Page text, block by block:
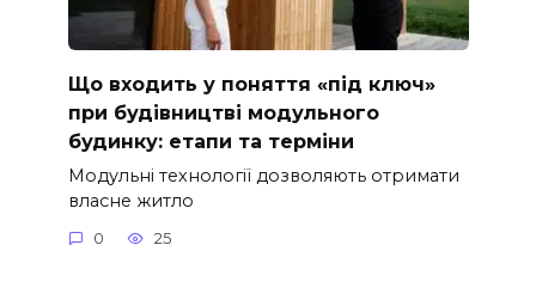
Що входить у поняття «під ключ»
при будівництві модульного
будинку: етапи та терміни
Модульні технології дозволяють отримати
власне житло
0 25